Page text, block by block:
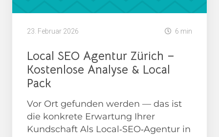
23. Februar 2026 6 min
Local SEO Agentur Zürich –
Kostenlose Analyse & Local
Pack
Vor Ort gefunden werden — das ist
die konkrete Erwartung Ihrer
Kundschaft Als Local‑SEO‑Agentur in